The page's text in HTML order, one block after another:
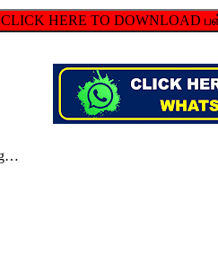
CLICK HERE TO DOWNLOAD